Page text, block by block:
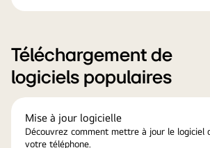
Téléchargement de
logiciels populaires
Mise à jour logicielle
Découvrez comment mettre à jour le logiciel
votre téléphone.